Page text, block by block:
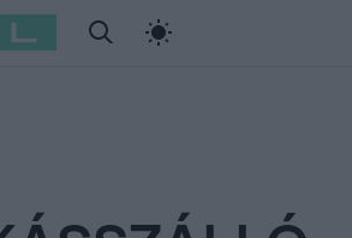
Szellő István Most Wanted